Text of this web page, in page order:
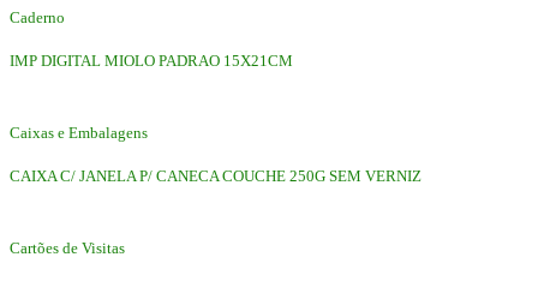
Caderno
IMP DIGITAL MIOLO PADRAO 15X21CM
Caixas e Embalagens
CAIXA C/ JANELA P/ CANECA COUCHE 250G SEM VERNIZ
Cartões de Visitas